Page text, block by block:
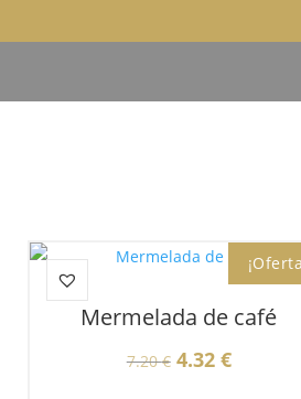
Mermelada de café
7.20€ El
4.32 €El